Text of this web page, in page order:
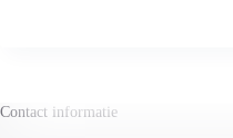
Contact informatie